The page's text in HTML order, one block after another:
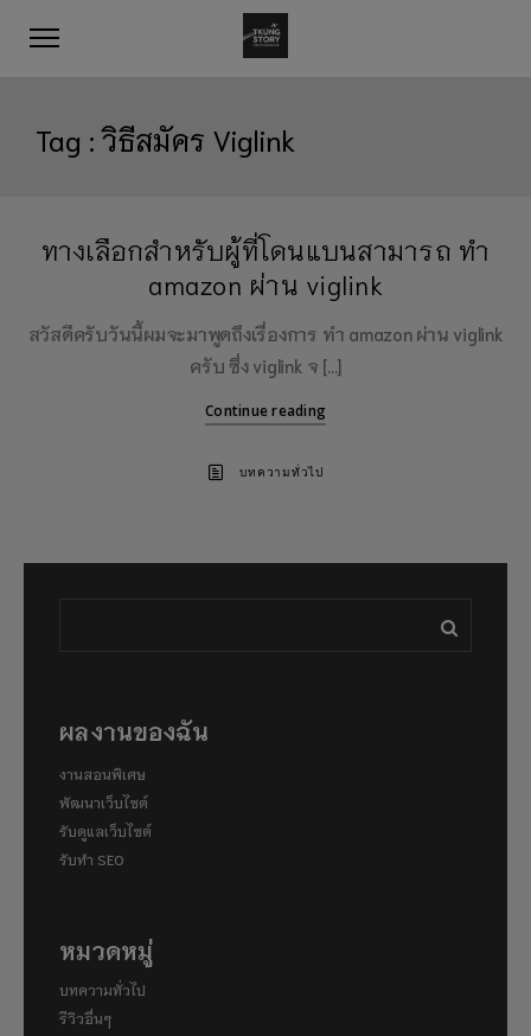
Tag :วิธีสมัคร Viglink
ทางเลือกสำหรับผู้ที่โดนแบนสามารถ ทำ
amazon ผ่าน viglink
สวัสดีครับวันนี้ผมจะมาพูดถึงเรื่องการ ทำ amazon ผ่าน viglink
ครับ ซึ่ง viglink จ […]
Continue reading
บทความทั่วไป
ผลงานของฉัน
งานสอนพิเศษ
พัฒนาเว็บไซต์
รับดูแลเว็บไซต์
รับทำ SEO
หมวดหมู่
บทความทั่วไป
รีวิวอื่นๆ